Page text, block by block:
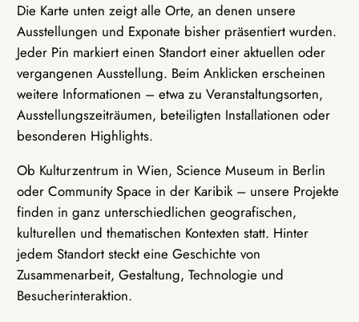
Die Karte unten zeigt alle Orte, an denen unsere
Ausstellungen und Exponate bisher präsentiert wurden.
Jeder Pin markiert einen Standort einer aktuellen oder
vergangenen Ausstellung. Beim Anklicken erscheinen
weitere Informationen – etwa zu Veranstaltungsorten,
Ausstellungszeiträumen, beteiligten Installationen oder
besonderen Highlights.
Ob Kulturzentrum in Wien, Science Museum in Berlin
oder Community Space in der Karibik – unsere Projekte
finden in ganz unterschiedlichen geografischen,
kulturellen und thematischen Kontexten statt. Hinter
jedem Standort steckt eine Geschichte von
Zusammenarbeit, Gestaltung, Technologie und
Besucherinteraktion.